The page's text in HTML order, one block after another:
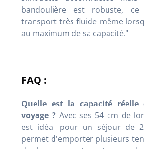
bandoulière est robuste,
transport très fluide même
au maximum de sa capacité."
FAQ :
Quelle est la capacité réelle
voyage ?Avec ses 54 cm de
est idéal pour un séjour de
permet d'emporter plusieurs